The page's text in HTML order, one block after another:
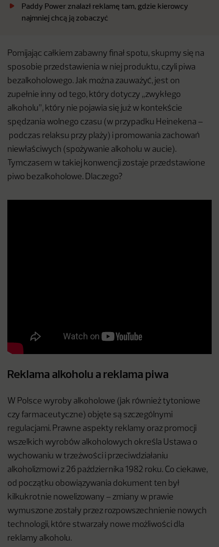
Paddy Power znalazł reklamę tam, gdzie kierowcy
najmniej chcą ją zobaczyć
Pomijając całkiem zabawny finał spotu, skupmy się na
sposobie przedstawienia w niej produktu, czyli piwa
bezalkoholowego. Jak można zauważyć, jest on
zupełnie inny od tego, który dotyczy „zwykłego
alkoholu”, który nie pojawia się już w kontekście
spędzania wolnego czasu (w przypadku Heinekena –
podczas relaksu przy plaży) i promowania zachowań
niewłaściwych (spożywanie alkoholu w aucie).
Tymczasem w takiej konwencji zostaje przedstawione
piwo bezalkoholowe. Dlaczego?
Reklama alkoholu a reklama piwa
W Polsce wyroby alkoholowe (jak również tytoniowe
czy farmaceutyczne) objęte są szczególnymi
regulacjami. Prawne aspekty reklamy oraz promocji
wszelkich wyrobów alkoholowych określa Ustawa o
wychowaniu w trzeźwości i przeciwdziałaniu
alkoholizmowi z 26 października 1982 roku. Co ciekawe,
od początku obowiązywania dokument ten był
kilkukrotnie nowelizowany – zmiany w prawie
wymuszone zostały przez rozpowszechnienie nowych
technologii, które stwarzały nowe możliwości dla
reklamy alkoholu.